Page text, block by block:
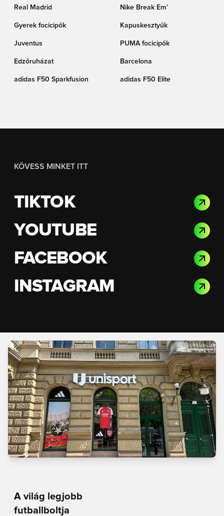
Real Madrid Nike Break Em’
Gyerek focicipők Kapuskesztyűk
Juventus PUMA focicipők
Edzőruházat Barcelona
adidas F50 Sparkfusion adidas F50 Elite
KÖVESS MINKET ITT
TIKTOK
YOUTUBE
FACEBOOK
INSTAGRAM
A világ legjobb
futballboltja